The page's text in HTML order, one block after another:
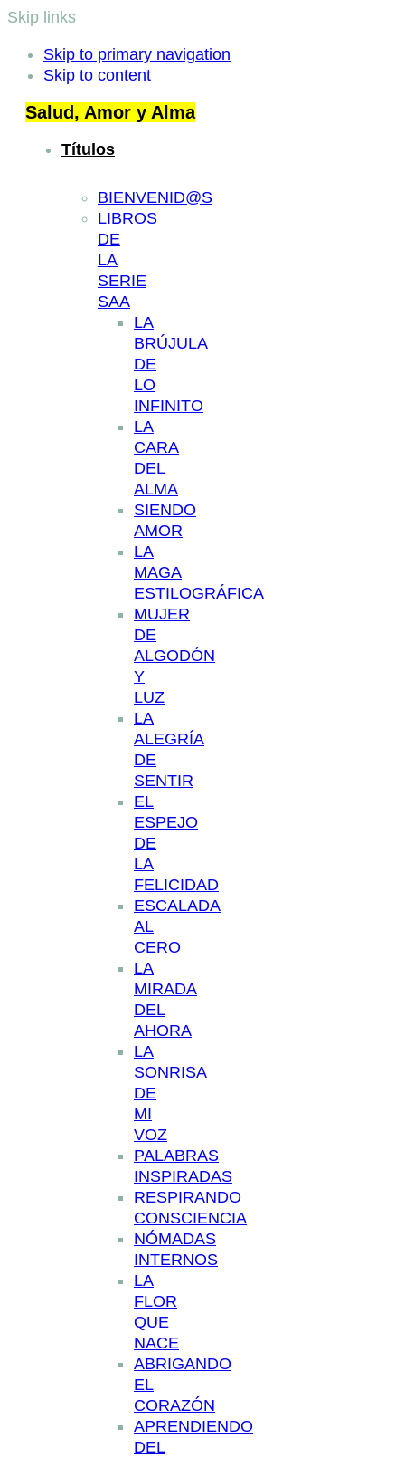
Skip links
Skip to primary navigation
Skip to content
Salud, Amor y Alma
Títulos
BIENVENID@S
LIBROS
DE
LA
SERIE
SAA
LA
BRÚJULA
DE
LO
INFINITO
LA
CARA
DEL
ALMA
SIENDO
AMOR
LA
MAGA
ESTILOGRÁFICA
MUJER
DE
ALGODÓN
Y
LUZ
LA
ALEGRÍA
DE
SENTIR
EL
ESPEJO
DE
LA
FELICIDAD
ESCALADA
AL
CERO
LA
MIRADA
DEL
AHORA
LA
SONRISA
DE
MI
VOZ
PALABRAS
INSPIRADAS
RESPIRANDO
CONSCIENCIA
NÓMADAS
INTERNOS
LA
FLOR
QUE
NACE
ABRIGANDO
EL
CORAZÓN
APRENDIENDO
DEL